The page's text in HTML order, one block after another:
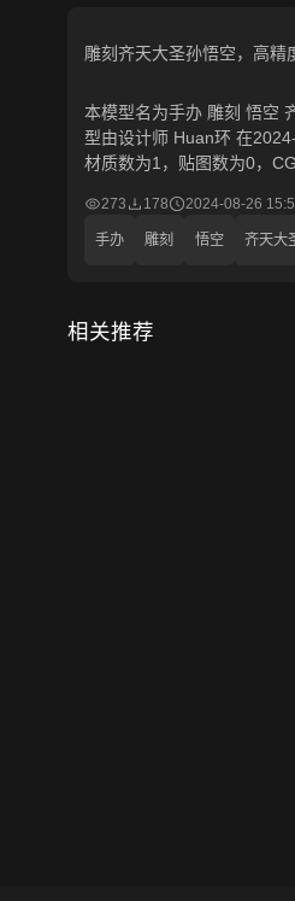
雕刻齐天大圣孙悟空，高精
本模型名为手办 雕刻 悟空
型由设计师 Huan环 在
材质数为1，贴图数为0，
273 178 2024-08-26
手办 雕刻 悟空 齐天大
相关推荐